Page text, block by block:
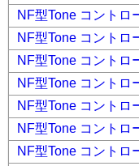
NF型Tone コント
NF型Tone コント
NF型Tone コント
NF型Tone コント
NF型Tone コント
NF型Tone コント
NF型Tone コント